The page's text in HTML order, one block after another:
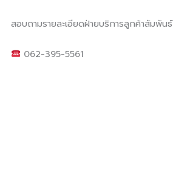
สอบถามรายละเอียดฝ่ายบริการลูกค้าสัมพันธ์
062-395-5561